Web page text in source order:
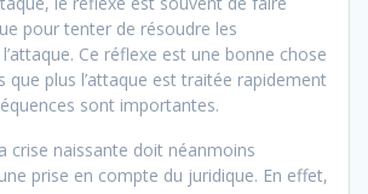
pour tenter de résoudre les
Ce réflexe est une bonne chose
que plus l’attaque est traitée rapidement
sont importantes.
crise naissante doit néanmoins
prise en compte du juridique. En effet,